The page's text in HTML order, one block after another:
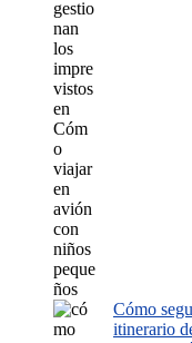
Cómo
itinerario